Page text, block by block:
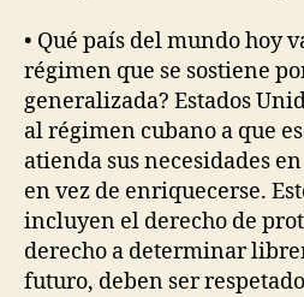
• Qué país del mundo hoy
régimen que se sostiene
generalizada? Estados
al régimen cubano a que
atienda sus necesidades
en vez de enriquecerse.
incluyen el derecho de
derecho a determinar
futuro, deben ser